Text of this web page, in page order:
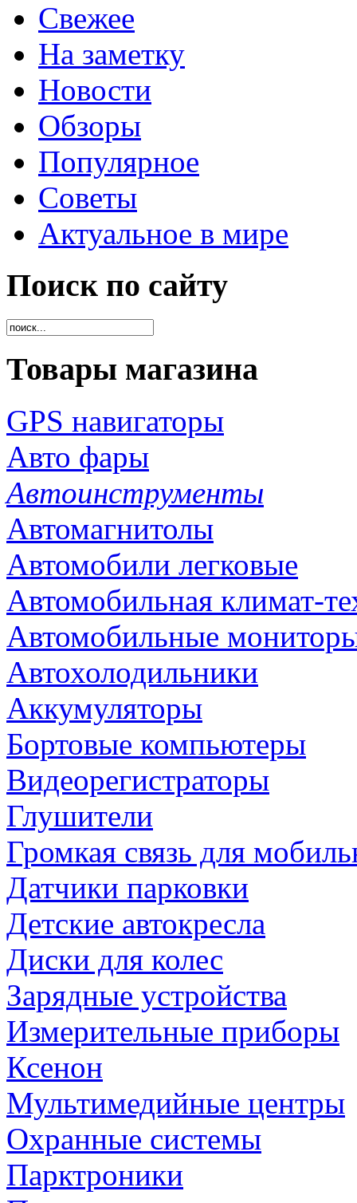
Свежее
На заметку
Новости
Обзоры
Популярное
Советы
Актуальное в мире
Поиск по сайту
Товары магазина
GPS навигаторы
Авто фары
Автоинструменты
Автомагнитолы
Автомобили легковые
Автомобильная климат-
Автомобильные
Автохолодильники
Аккумуляторы
Бортовые компьютеры
Видеорегистраторы
Глушители
Громкая связь для
Датчики парковки
Детские автокресла
Диски для колес
Зарядные устройства
Измерительные приборы
Ксенон
Мультимедийные центры
Охранные системы
Парктроники